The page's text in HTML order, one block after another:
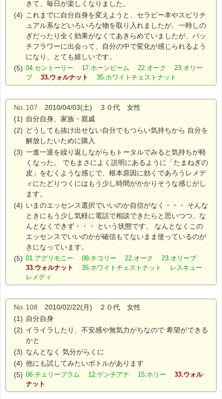
きて、毎日が楽しくなりました。
(4) これまでに自分自身を変えようと、セラピー本やスピリチ
ュアル系などいろいろな物を取り入れましたが、一時しの
ぎだったり全く効果がなくてあきらめていましたが、バッ
チフラワーに出会って、自分の中で変化が感じられるよう
になり、とても嬉しいです。
(5) 04.セントーリー 17.ホーンビーム 22.オーク 23.オリー
ブ 33.ウォルナット 35.ホワイトチェストナット
No. 107 2010/04/03(土) ３０代 女性
(1) 自分自身、家族・親戚
(2) どうしても抜け出せない自分でもつらい気持ちから 自分を
解放したいために購入
(3) 一進一退を繰り返しながらもトータルでみると気持ちが軽
くなった。 でもまさによく説明にあるように「たまねぎの
皮」をむくような感じで、根本原因に効くであろうレメデ
ィにたどりつくにはもう少し時間がかかりそうな感じがし
ます。
(4) いまのエッセンス選択でいいのか自信がなく・・・ そんな
ときにもう少し気軽に電話で相談できたらと思いつつ、な
んとなくできず・・・ という状態です。 なんとなくこの
エッセンスでいいのかが確信もてないまま使っているのが
きになっています。
(5) 01.アグリモニー 08.チコリー 22.オーク 23.オリーブ
33.ウォルナット
35.ホワイトチェストナット レスキュー
レメディ
No. 108 2010/02/22(月) ２０代 女性
(1) 自分自身
(2) イライラしたり、不安感や無気力がちなので 希望ができる
かと
(3) なんとなく 気分がらくに
(4) 他にも試してみたいボトルがあります
(5) 06.チェリープラム 12.ゲンチアナ 15.ホリー 33.ウォル
ナット